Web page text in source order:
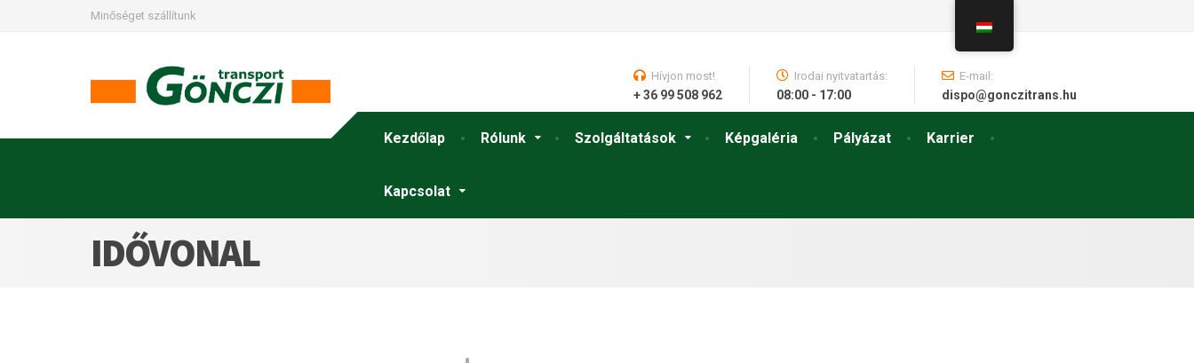
Minőséget szállítunk
Kezdőlap Rólunk Szolgáltatások Képgaléria Pályázat Karrier
Kapcsolat
Hívjon most!
+ 36 99 508 962
Irodai nyitvatartás:
08:00 - 17:00
E-mail:
dispo@gonczitrans.hu
IDŐVONAL